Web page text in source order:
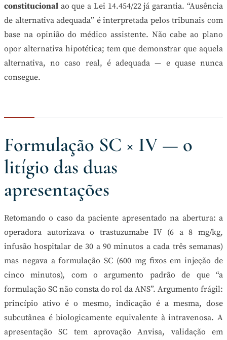
constitucional ao que a Lei 14.454/22 já garantia. “Ausência
de alternativa adequada” é interpretada pelos tribunais com
base na opinião do médico assistente. Não cabe ao plano
opor alternativa hipotética; tem que demonstrar que aquela
alternativa, no caso real, é adequada — e quase nunca
consegue.
Formulação SC × IV — o
litígio das duas
apresentações
Retomando o caso da paciente apresentado na abertura: a
operadora autorizava o trastuzumabe IV (6 a 8 mg/kg,
infusão hospitalar de 30 a 90 minutos a cada três semanas)
mas negava a formulação SC (600 mg fixos em injeção de
cinco minutos), com o argumento padrão de que “a
formulação SC não consta do rol da ANS”. Argumento frágil:
princípio ativo é o mesmo, indicação é a mesma, dose
subcutânea é biologicamente equivalente à intravenosa. A
apresentação SC tem aprovação Anvisa, validação em